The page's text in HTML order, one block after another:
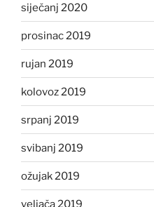
siječanj 2020
prosinac 2019
rujan 2019
kolovoz 2019
srpanj 2019
svibanj 2019
ožujak 2019
veljača 2019